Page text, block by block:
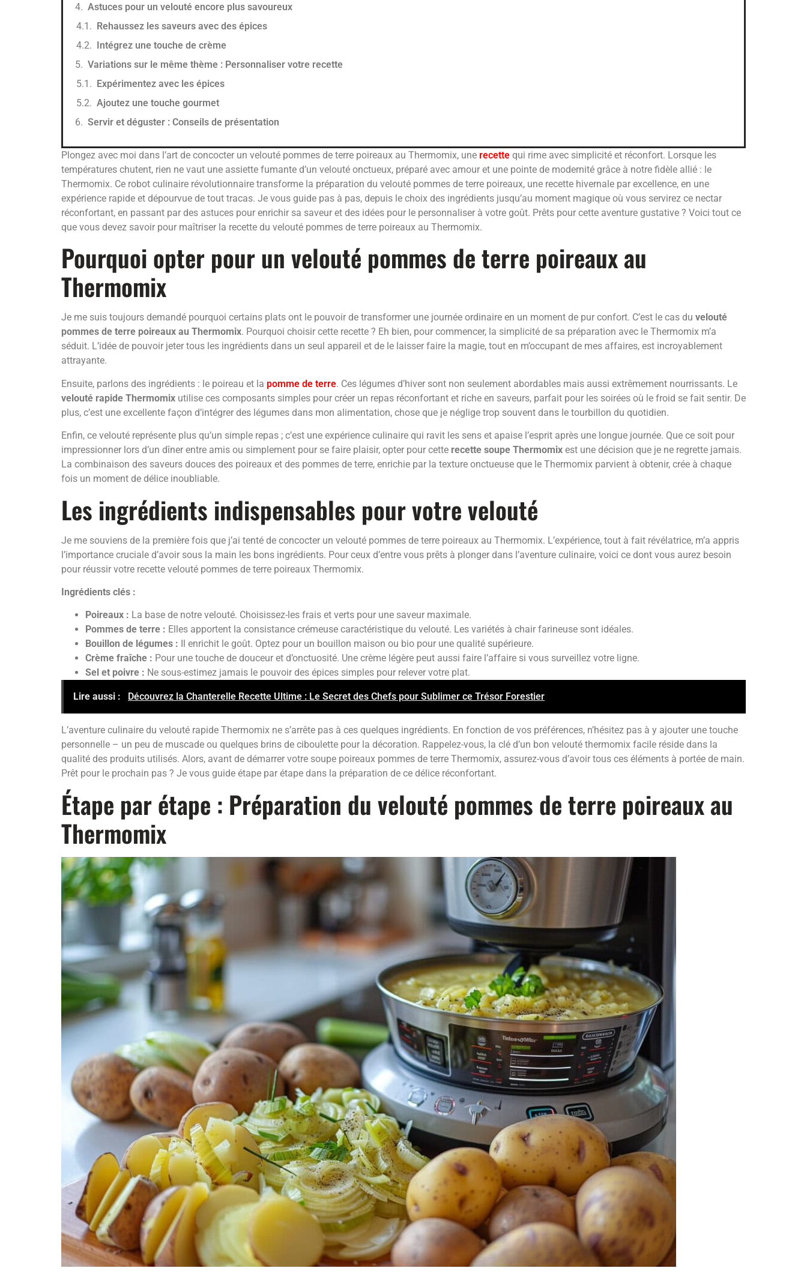
Astuces pour un velouté encore plus savoureux
Rehaussez les saveurs avec des épices
Intégrez une touche de crème
Variations sur le même thème : Personnaliser votre recette
Expérimentez avec les épices
Ajoutez une touche gourmet
Servir et déguster : Conseils de présentation
Plongez avec moi dans l’art de concocter un velouté pommes de terre poireaux au Thermomix, une recette qui rime avec simplicité et réconfort. Lorsque les
températures chutent, rien ne vaut une assiette fumante d’un velouté onctueux, préparé avec amour et une pointe de modernité grâce à notre fidèle allié : le
Thermomix. Ce robot culinaire révolutionnaire transforme la préparation du velouté pommes de terre poireaux, une recette hivernale par excellence, en une
expérience rapide et dépourvue de tout tracas. Je vous guide pas à pas, depuis le choix des ingrédients jusqu’au moment magique où vous servirez ce nectar
réconfortant, en passant par des astuces pour enrichir sa saveur et des idées pour le personnaliser à votre goût. Prêts pour cette aventure gustative ? Voici tout ce
que vous devez savoir pour maîtriser la recette du velouté pommes de terre poireaux au Thermomix.
Pourquoi opter pour un velouté pommes de terre poireaux au
Thermomix
Je me suis toujours demandé pourquoi certains plats ont le pouvoir de transformer une journée ordinaire en un moment de pur confort. C’est le cas du velouté
pommes de terre poireaux au Thermomix. Pourquoi choisir cette recette ? Eh bien, pour commencer, la simplicité de sa préparation avec le Thermomix m’a
séduit. L’idée de pouvoir jeter tous les ingrédients dans un seul appareil et de le laisser faire la magie, tout en m’occupant de mes affaires, est incroyablement
attrayante.
Ensuite, parlons des ingrédients : le poireau et la pomme de terre. Ces légumes d’hiver sont non seulement abordables mais aussi extrêmement nourrissants. Le
velouté rapide Thermomix utilise ces composants simples pour créer un repas réconfortant et riche en saveurs, parfait pour les soirées où le froid se fait sentir. De
plus, c’est une excellente façon d’intégrer des légumes dans mon alimentation, chose que je néglige trop souvent dans le tourbillon du quotidien.
Enfin, ce velouté représente plus qu’un simple repas ; c’est une expérience culinaire qui ravit les sens et apaise l’esprit après une longue journée. Que ce soit pour
impressionner lors d’un dîner entre amis ou simplement pour se faire plaisir, opter pour cette recette soupe Thermomix est une décision que je ne regrette jamais.
La combinaison des saveurs douces des poireaux et des pommes de terre, enrichie par la texture onctueuse que le Thermomix parvient à obtenir, crée à chaque
fois un moment de délice inoubliable.
Les ingrédients indispensables pour votre velouté
Je me souviens de la première fois que j’ai tenté de concocter un velouté pommes de terre poireaux au Thermomix. L’expérience, tout à fait révélatrice, m’a appris
l’importance cruciale d’avoir sous la main les bons ingrédients. Pour ceux d’entre vous prêts à plonger dans l’aventure culinaire, voici ce dont vous aurez besoin
pour réussir votre recette velouté pommes de terre poireaux Thermomix.
Ingrédients clés :
Poireaux : La base de notre velouté. Choisissez-les frais et verts pour une saveur maximale.
Pommes de terre : Elles apportent la consistance crémeuse caractéristique du velouté. Les variétés à chair farineuse sont idéales.
Bouillon de légumes : Il enrichit le goût. Optez pour un bouillon maison ou bio pour une qualité supérieure.
Crème fraîche : Pour une touche de douceur et d’onctuosité. Une crème légère peut aussi faire l’affaire si vous surveillez votre ligne.
Sel et poivre : Ne sous-estimez jamais le pouvoir des épices simples pour relever votre plat.
Lire aussi : Découvrez la Chanterelle Recette Ultime : Le Secret des Chefs pour Sublimer ce Trésor Forestier
L’aventure culinaire du velouté rapide Thermomix ne s’arrête pas à ces quelques ingrédients. En fonction de vos préférences, n’hésitez pas à y ajouter une touche
personnelle – un peu de muscade ou quelques brins de ciboulette pour la décoration. Rappelez-vous, la clé d’un bon velouté thermomix facile réside dans la
qualité des produits utilisés. Alors, avant de démarrer votre soupe poireaux pommes de terre Thermomix, assurez-vous d’avoir tous ces éléments à portée de main.
Prêt pour le prochain pas ? Je vous guide étape par étape dans la préparation de ce délice réconfortant.
Étape par étape : Préparation du velouté pommes de terre poireaux au
Thermomix